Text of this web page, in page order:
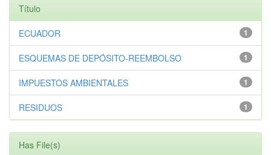
Título
1
ECUADOR
1
ESQUEMAS DE DEPÓSITO-REEMBOLSO
1
IMPUESTOS AMBIENTALES
1
RESIDUOS
Has File(s)